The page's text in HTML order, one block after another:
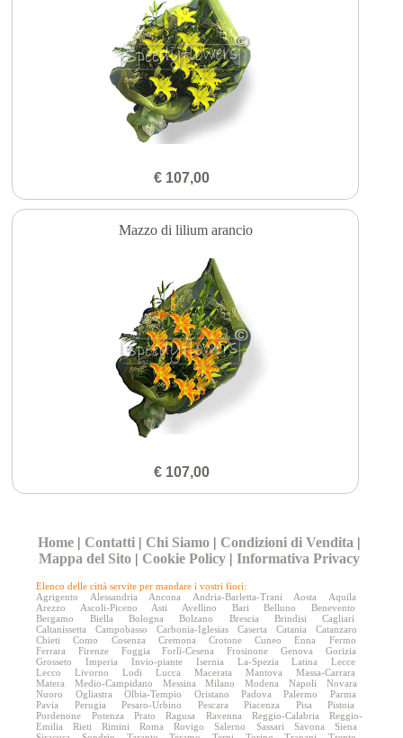
€ 107,00
Mazzo di lilium arancio
€ 107,00
Home | Contatti | Chi Siamo | Condizioni di Vendita |
Mappa del Sito | Cookie Policy |Informativa Privacy
Elenco delle città servite per mandare i vostri fiori:
Agrigento
Alessandria Ancona Andria-Barletta-Trani Aosta
Aquila
Arezzo
Ascoli-Piceno Asti Avellino Bari Belluno
Benevento
Bergamo
Biella Bologna Bolzano Brescia Brindisi
Cagliari
Caltanissetta
Campobasso Carbonia-Iglesias Caserta Catania
Catanzaro
Chieti
Como Cosenza Cremona Crotone Cuneo Enna
Fermo
Ferrara
Firenze Foggia Forlì-Cesena Frosinone Genova
Gorizia
Grosseto
Imperia Invio-piante Isernia La-Spezia Latina
Lecce
Lecco
Livorno Lodi Lucca Macerata Mantova
Massa-Carrara
Matera
Medio-Campidano Messina Milano Modena Napoli
Novara
Nuoro
Ogliastra Olbia-Tempio Oristano Padova Palermo
Parma
Pavia
Perugia Pesaro-Urbino Pescara Piacenza Pisa
Pistoia
Pordenone
Potenza Prato Ragusa Ravenna Reggio-Calabria
Reggio-
Emilia
Rieti Rimini Roma Rovigo Salerno Sassari Savona
Siena